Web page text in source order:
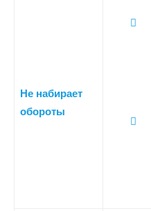
Не набирает
обороты